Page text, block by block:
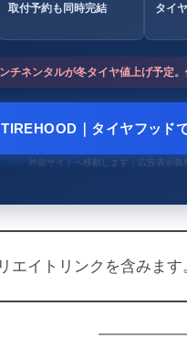
取付予約も同時完結 タイ
チネンタルが冬タイヤ値上げ予定
TIREHOOD｜タイヤフッド
外部サイトへ移動します｜広告表示義
エイトリンクを含みます